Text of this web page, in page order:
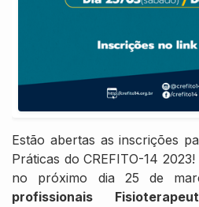
Estão abertas as inscrições
Práticas do CREFITO-14
no próximo dia 25 de
profissionais